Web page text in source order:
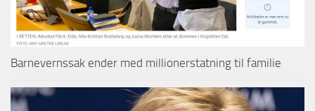
Barnevernssak ender med millionerstatning til familie